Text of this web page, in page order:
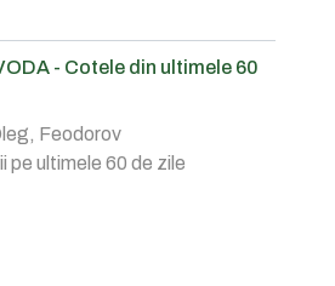
- Cotele din ultimele 60
Feodorov
pe ultimele 60 de zile